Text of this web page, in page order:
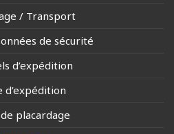
/ Transport
de sécurité
d’expédition
d’expédition
placardage